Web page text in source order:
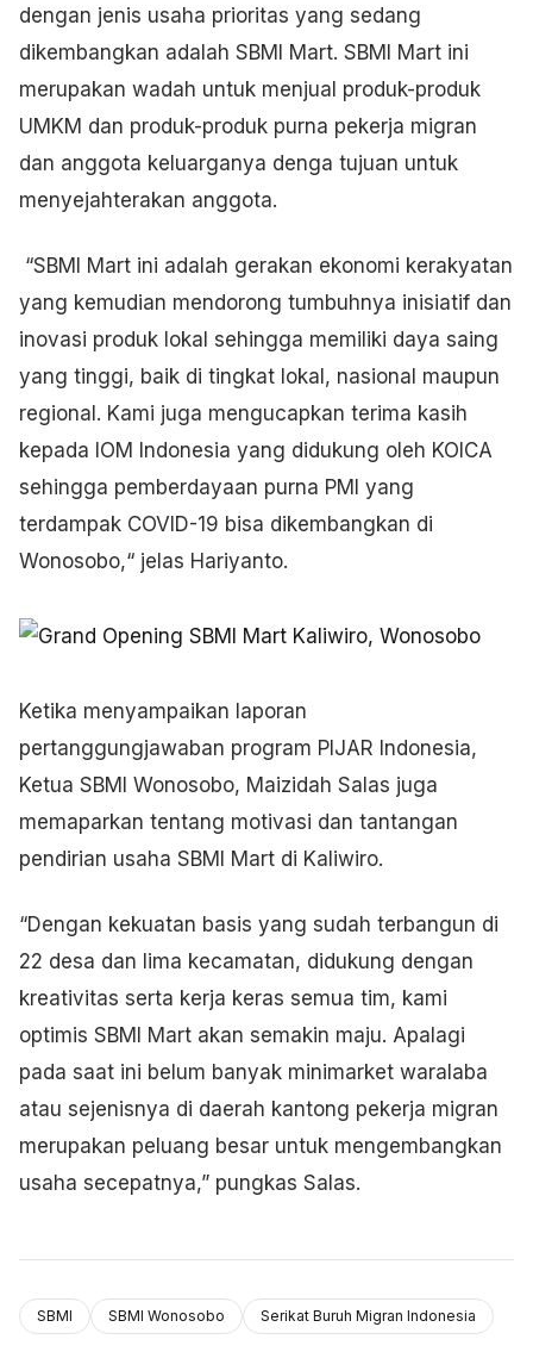
dengan jenis usaha prioritas yang sedang
dikembangkan adalah SBMI Mart. SBMI Mart ini
merupakan wadah untuk menjual produk-produk
UMKM dan produk-produk purna pekerja migran
dan anggota keluarganya denga tujuan untuk
menyejahterakan anggota.
“SBMI Mart ini adalah gerakan ekonomi kerakyatan
yang kemudian mendorong tumbuhnya inisiatif dan
inovasi produk lokal sehingga memiliki daya saing
yang tinggi, baik di tingkat lokal, nasional maupun
regional. Kami juga mengucapkan terima kasih
kepada IOM Indonesia yang didukung oleh KOICA
sehingga pemberdayaan purna PMI yang
terdampak COVID-19 bisa dikembangkan di
Wonosobo,“ jelas Hariyanto.
Ketika menyampaikan laporan
pertanggungjawaban program PIJAR Indonesia,
Ketua SBMI Wonosobo, Maizidah Salas juga
memaparkan tentang motivasi dan tantangan
pendirian usaha SBMI Mart di Kaliwiro.
“Dengan kekuatan basis yang sudah terbangun di
22 desa dan lima kecamatan, didukung dengan
kreativitas serta kerja keras semua tim, kami
optimis SBMI Mart akan semakin maju. Apalagi
pada saat ini belum banyak minimarket waralaba
atau sejenisnya di daerah kantong pekerja migran
merupakan peluang besar untuk mengembangkan
usaha secepatnya,” pungkas Salas.
SBMI SBMI Wonosobo Serikat Buruh Migran Indonesia